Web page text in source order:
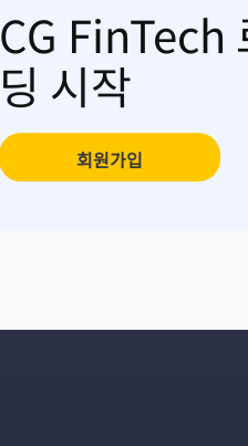
CG FinTech
딩 시작
회원가입